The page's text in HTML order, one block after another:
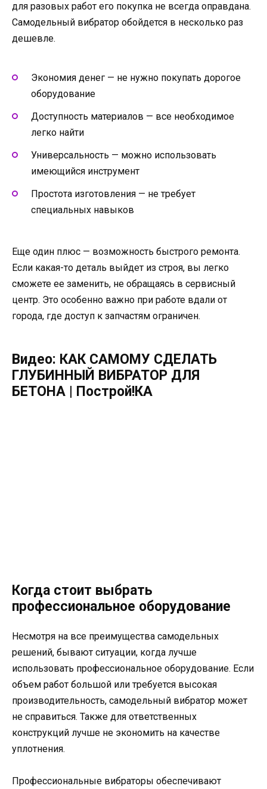
для разовых работ его покупка не всегда оправдана.
Самодельный вибратор обойдется в несколько раз
дешевле.
Экономия денег — не нужно покупать дорогое
оборудование
Доступность материалов — все необходимое
легко найти
Универсальность — можно использовать
имеющийся инструмент
Простота изготовления — не требует
специальных навыков
Еще один плюс — возможность быстрого ремонта.
Если какая-то деталь выйдет из строя, вы легко
сможете ее заменить, не обращаясь в сервисный
центр. Это особенно важно при работе вдали от
города, где доступ к запчастям ограничен.
Видео: КАК САМОМУ СДЕЛАТЬ
ГЛУБИННЫЙ ВИБРАТОР ДЛЯ
БЕТОНА | Построй!КА
Когда стоит выбрать
профессиональное оборудование
Несмотря на все преимущества самодельных
решений, бывают ситуации, когда лучше
использовать профессиональное оборудование. Если
объем работ большой или требуется высокая
производительность, самодельный вибратор может
не справиться. Также для ответственных
конструкций лучше не экономить на качестве
уплотнения.
Профессиональные вибраторы обеспечивают